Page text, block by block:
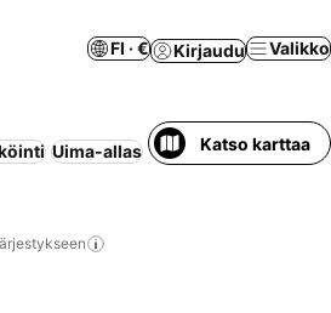
FI · € Kirjaudu Valikko
Uima-allas LomakeskusKatso karttaa